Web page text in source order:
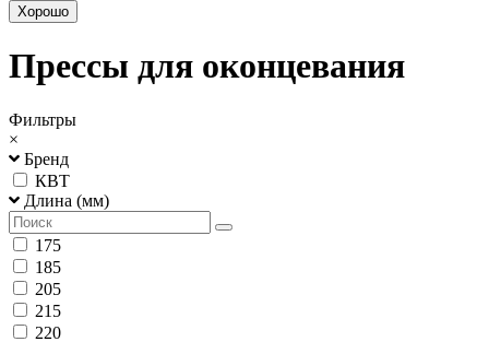
Хорошо
Прессы для оконцевания
Фильтры
×
Бренд
КВТ
Длина (мм)
175
185
205
215
220